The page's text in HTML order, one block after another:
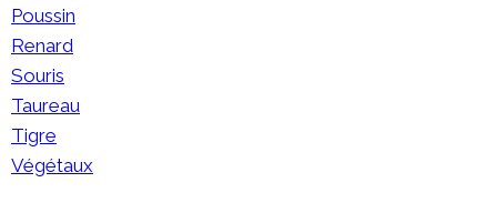
Poussin
Renard
Souris
Taureau
Tigre
Végétaux